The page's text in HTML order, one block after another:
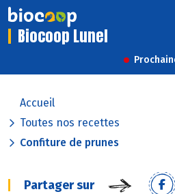
Biocoop Lunel
Accueil
Toutes nos recettes
Confiture de prunes
Partager sur